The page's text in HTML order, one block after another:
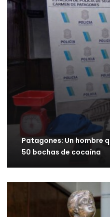
Patagones: Un hombre
50 bochas de cocaína